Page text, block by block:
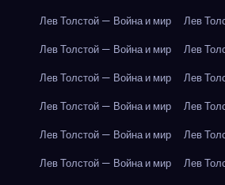
Лев Толстой — Война и мир
Лев
Лев Толстой — Война и мир
Лев
Лев Толстой — Война и мир
Лев
Лев Толстой — Война и мир
Лев
Лев Толстой — Война и мир
Лев
Лев Толстой — Война и мир
Лев